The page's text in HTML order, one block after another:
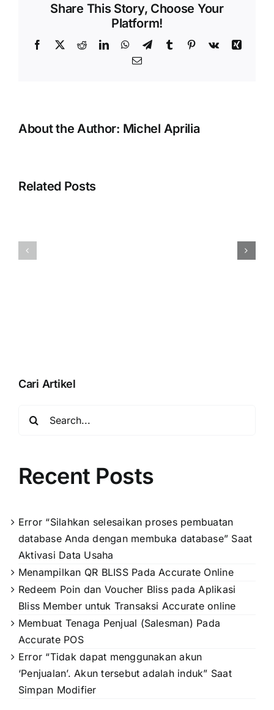
Laporan
Histori
dan
Histori
Share This Story, Choose Your
Platform!
Facebook
X RedditLinkedInWhatsApp
TelegramTumblr Pinterest
Vk
Xing
Email
About the Author: Michel Aprilia
Related Posts
“Silahkan
Cari Artikel
Recent Posts
Error “Silahkan selesaikan proses pembuatan
database Anda dengan membuka database” Saat
Aktivasi Data Usaha
Menampilkan QR BLISS Pada Accurate Online
Redeem Poin dan Voucher Bliss pada Aplikasi
Bliss Member untuk Transaksi Accurate online
Membuat Tenaga Penjual (Salesman) Pada
Accurate POS
Error “Tidak dapat menggunakan akun
‘Penjualan’. Akun tersebut adalah induk” Saat
Simpan Modifier